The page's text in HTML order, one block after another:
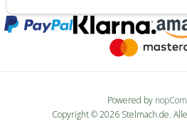
Powered by
Copyright © 2026 Stelmach.de.